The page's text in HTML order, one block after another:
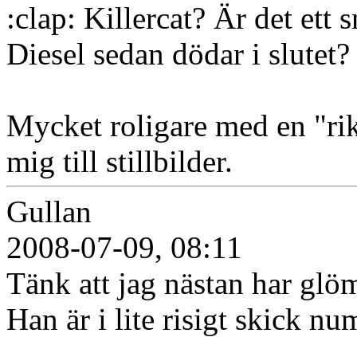
:clap: Killercat? Är det ett
Diesel sedan dödar i slutet?
Mycket roligare med en
mig till stillbilder.
Gullan
2008-07-09, 08:11
Tänk att jag nästan har
Han är i lite risigt skick